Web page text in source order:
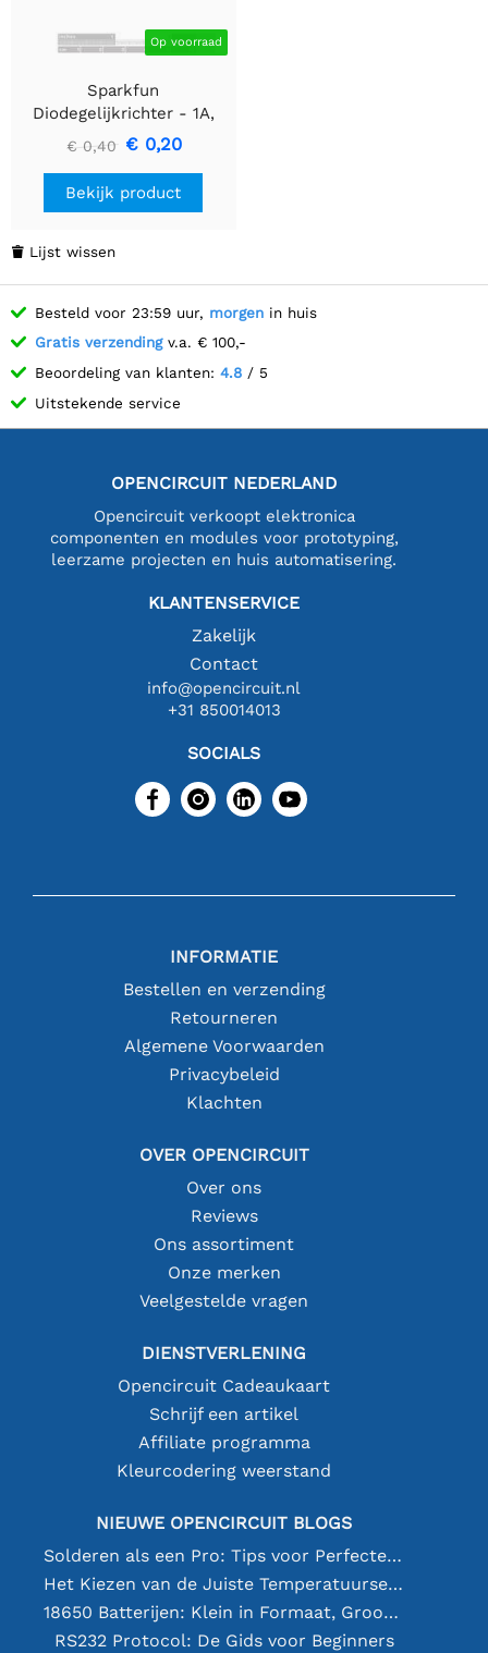
Op voorraad
Sparkfun
Diodegelijkrichter - 1A,
50V (1N4001)
€ 0,40 € 0,20
Bekijk product
 Lijst wissen
Besteld voor 23:59 uur, morgen in huis
Gratis verzendingv.a. € 100,-
Beoordeling van klanten: 4.8 / 5
Uitstekende service
OPENCIRCUIT NEDERLAND
Opencircuit verkoopt elektronica
componenten en modules voor prototyping,
leerzame projecten en huis automatisering.
KLANTENSERVICE
Zakelijk
Contact
info@opencircuit.nl
+31 850014013
SOCIALS
INFORMATIE
Bestellen en verzending
Retourneren
Algemene Voorwaarden
Privacybeleid
Klachten
OVER OPENCIRCUIT
Over ons
Reviews
Ons assortiment
Onze merken
Veelgestelde vragen
DIENSTVERLENING
Opencircuit Cadeaukaart
Schrijf een artikel
Affiliate programma
Kleurcodering weerstand
NIEUWE OPENCIRCUIT BLOGS
Solderen als een Pro: Tips voor Perfecte Elektronische Verbindingen
Het Kiezen van de Juiste Temperatuursensor [youtube]
18650 Batterijen: Klein in Formaat, Groot in Prestatie
RS232 Protocol: De Gids voor Beginners